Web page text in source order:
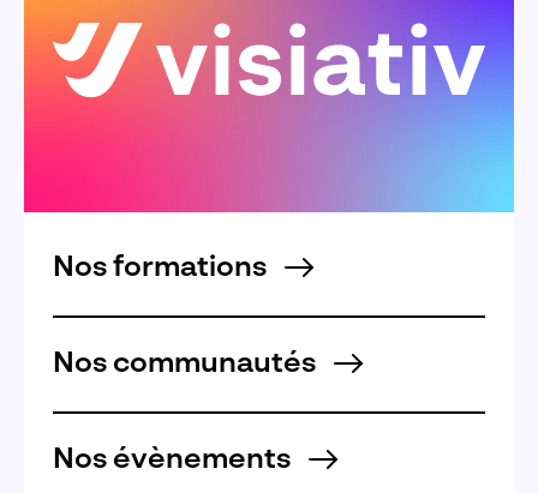
Nos formations
Nos communautés
Nos évènements